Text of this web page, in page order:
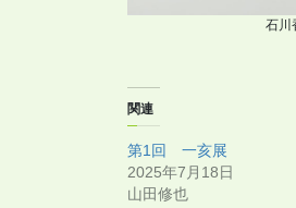
石川
関連
第1回 一亥展
2025年7月18日
山田修也